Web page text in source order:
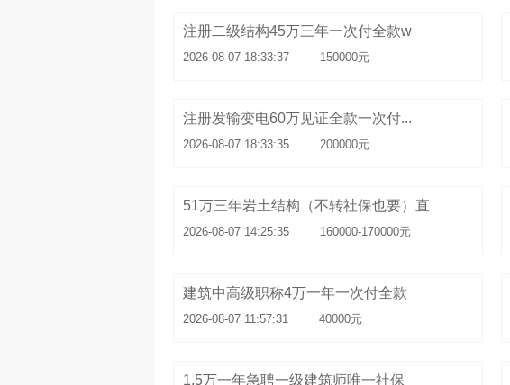
注册二级结构45万三年一次付全款w
2026-08-07 18:33:37 150000元
注册发输变电60万见证全款一次付...
2026-08-07 18:33:35 200000元
51万三年岩土结构（不转社保也要）直签急聘13
2026-08-07 14:25:35 160000-170000元
建筑中高级职称4万一年一次付全款
2026-08-07 11:57:31 40000元
1.5万一年急聘一级建筑师唯一社保